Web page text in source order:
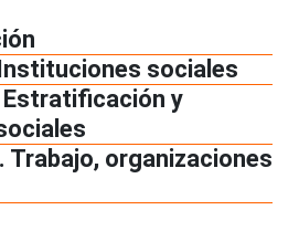
sociales
Estratificación y
Trabajo, organizaciones